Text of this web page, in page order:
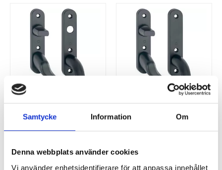
Samtycke Information Om
Denna webbplats använder cookies
Vi använder enhetsidentifierare för att anpassa innehållet
BLACK EDITION